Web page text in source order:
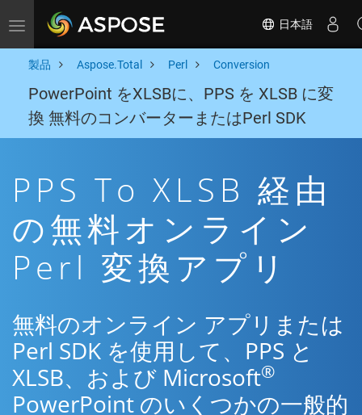
Toggle navigation 日本語
製品 Aspose.Total Perl Conversion
PowerPoint をXLSBに、PPS を XLSB に変
換 無料のコンバーターまたはPerl SDK
PPS To XLSB 経由
の無料オンライン
Perl 変換アプリ
無料のオンライン アプリまたは
Perl SDK を使用して、PPS と
XLSB、および Microsoft®
PowerPoint のいくつかの一般的